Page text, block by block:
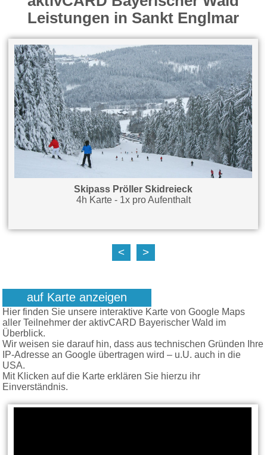
Leistungen in Sankt Englmar
Skipass Pröller Skidreieck
4h Karte - 1x pro Aufenthalt
< >
auf Karte anzeigen
Hier finden Sie unsere interaktive Karte von Google Maps
aller Teilnehmer der aktivCARD Bayerischer Wald im
Überblick.
Wir weisen sie darauf hin, dass aus technischen Gründen Ihre
IP-Adresse an Google übertragen wird – u.U. auch in die
USA.
Mit Klicken auf die Karte erklären Sie hierzu ihr
Einverständnis.